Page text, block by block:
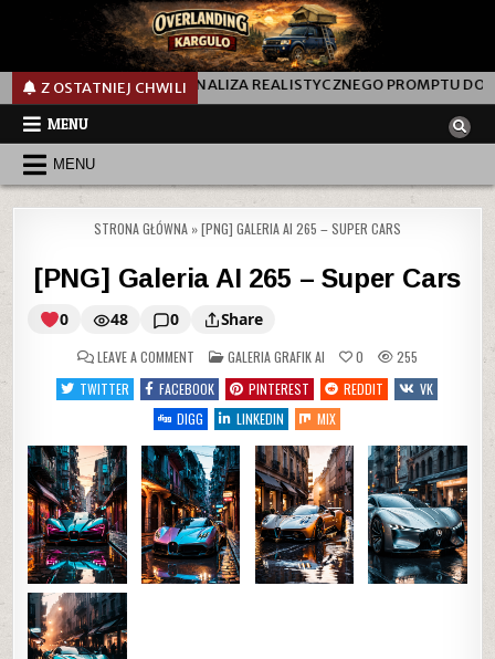
Z OSTATNIEJ CHWILI
PROMPT? ANALIZA REALISTYCZNEGO PROMPTU DO
MENU
MENU
STRONA GŁÓWNA »[PNG] GALERIA AI 265 – SUPER CARS
[PNG] Galeria AI 265 – Super Cars
0 48 0 Share
LEAVE A COMMENT
[PNG]
Galeria
AI
265
–
Super
Cars
POSTED
IN
GALERIA GRAFIK AI 0
255
TWITTER
FACEBOOK PINTEREST REDDIT
VK
DIGG
LINKEDIN MIX